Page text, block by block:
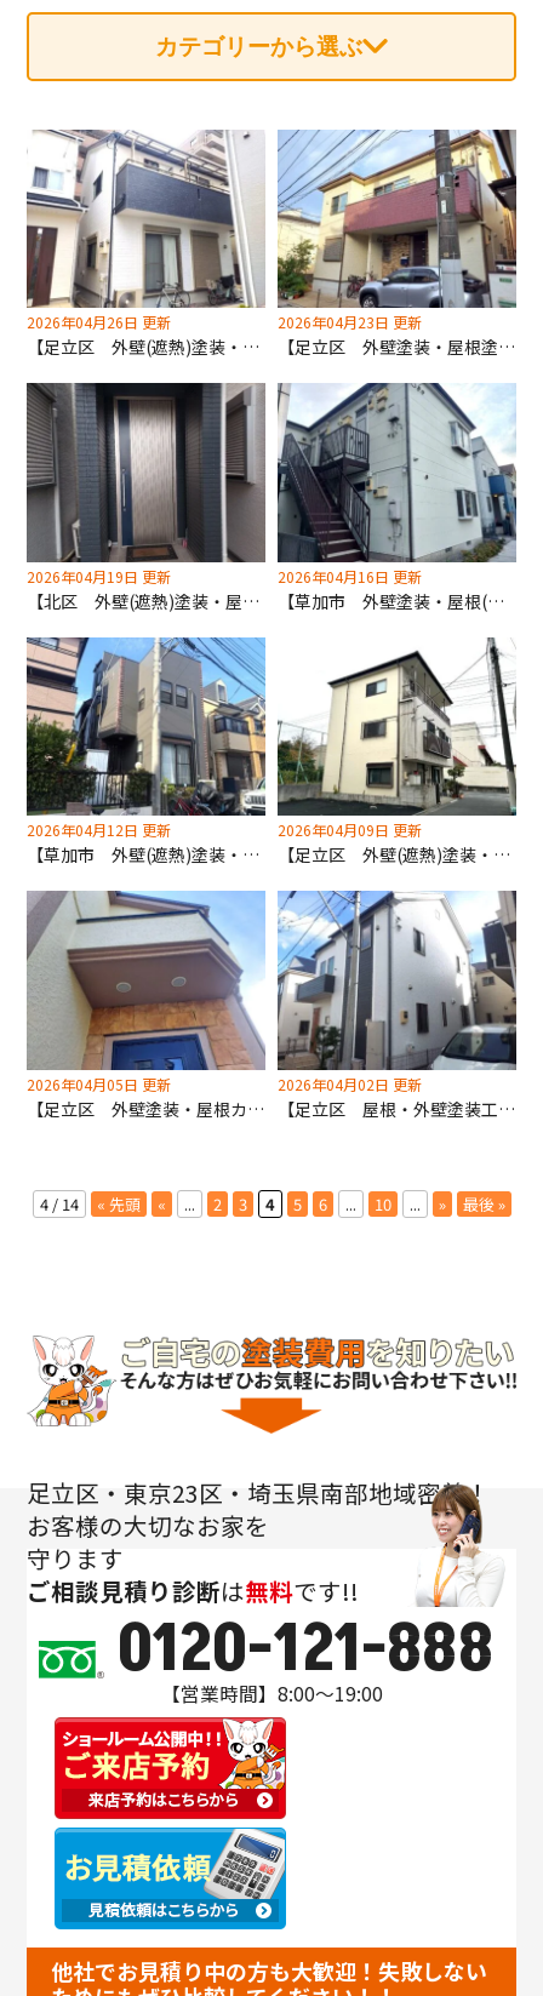
カテゴリーから選ぶ
2026年04月26日 更新
【足立区 外壁(遮熱)塗装・屋根(遮熱)塗装工事】ベランダのアクセントを多彩模様に！深井塗装にご相談ください！
2026年04月23日 更新
【足立区 外壁塗装・屋根塗装工事】屋根を高反射の白で塗装！夏場の室温を涼しくできます！
2026年04月19日 更新
【北区 外壁(遮熱)塗装・屋根(遮熱)塗装工事】屋根は北区助成金を使用してお得に施工しました！
2026年04月16日 更新
【草加市 外壁塗装・屋根(遮熱)塗装工事】築30年初めてのメンテナンス！下地からしっかり新品級です！
2026年04月12日 更新
【草加市 外壁(遮熱)塗装・屋根(遮熱)塗装工事】ハウスメーカーよりコスパ◎ポラス住宅の塗り替えは深井塗装へ！
2026年04月09日 更新
【足立区 外壁(遮熱)塗装・屋根カバー工法工事】ニチハ×深井塗装タイアップ屋根材使用しています！
2026年04月05日 更新
【足立区 外壁塗装・屋根カバー工法】既存合わせの色見で美しく蘇りました！
2026年04月02日 更新
【足立区 屋根・外壁塗装工事】10年15年点検は飯田産業の実績が多い深井塗装へ！
4 / 14 « 先頭 « ... 2 3 4 5 6 ... 10 ... » 最後 »
足立区・東京23区・埼玉県南部地域密着！
お客様の大切なお家を
守ります
ご相談見積り診断は無料です!!
0120-121-888
【営業時間】8:00～19:00
他社でお見積り中の方も大歓迎！失敗しない